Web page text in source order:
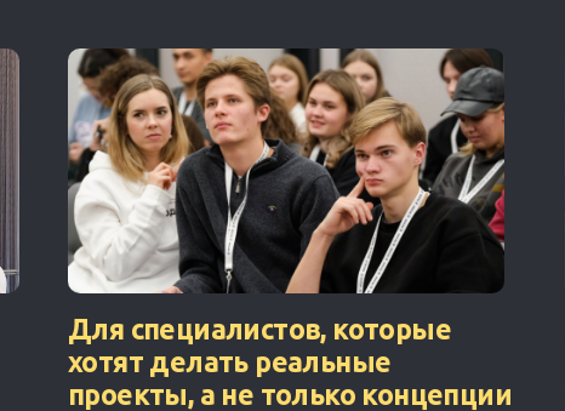
Для специалистов, которые
хотят делать реальные
проекты, а не только концепции